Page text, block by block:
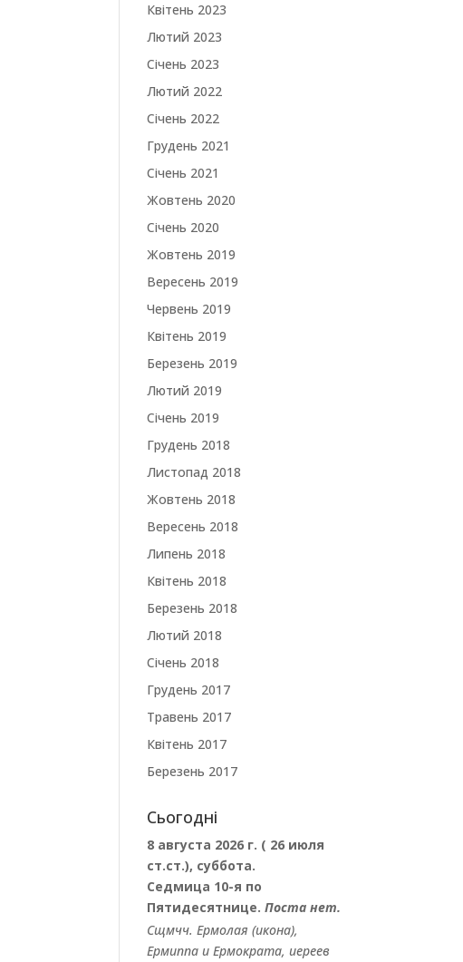
Квітень 2023
Лютий 2023
Січень 2023
Лютий 2022
Січень 2022
Грудень 2021
Січень 2021
Жовтень 2020
Січень 2020
Жовтень 2019
Вересень 2019
Червень 2019
Квітень 2019
Березень 2019
Лютий 2019
Січень 2019
Грудень 2018
Листопад 2018
Жовтень 2018
Вересень 2018
Липень 2018
Квітень 2018
Березень 2018
Лютий 2018
Січень 2018
Грудень 2017
Травень 2017
Квітень 2017
Березень 2017
Сьогодні
8 августа 2026 г. ( 26 июля
ст.ст.), суббота.
Седмица 10-я по
Пятидесятнице. Поста нет.
Сщмчч. Ермолая (икона),
Ермиппаи Ермократа, иереев